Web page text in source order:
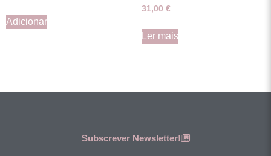
Adicionar
31,00 €
Ler mais
Subscrever Newsletter!